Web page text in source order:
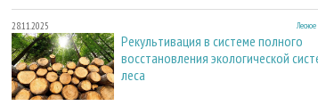
28.11.2025 Лесное
Рекультивация в системе полного
восстановления экологической
леса